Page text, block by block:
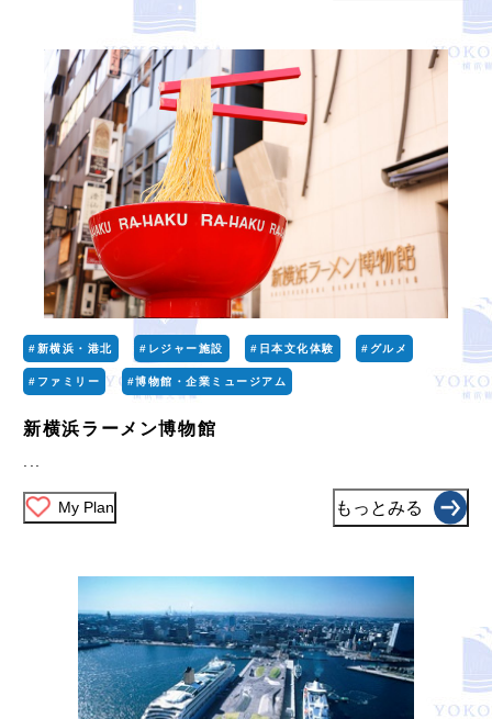
#新横浜・港北 #レジャー施設 #日本文化体験 #グルメ
#ファミリー #博物館・企業ミュージアム
新横浜ラーメン博物館
My Plan もっとみる